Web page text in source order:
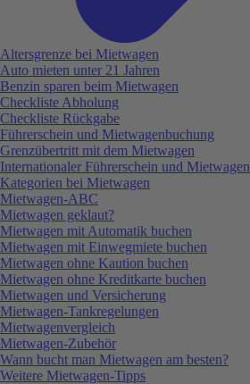
Altersgrenze bei Mietwagen
Auto mieten unter 21 Jahren
Benzin sparen beim Mietwagen
Checkliste Abholung
Checkliste Rückgabe
Führerschein und Mietwagenbuchung
Grenzübertritt mit dem Mietwagen
Internationaler Führerschein und Mietwagen
Kategorien bei Mietwagen
Mietwagen-ABC
Mietwagen geklaut?
Mietwagen mit Automatik buchen
Mietwagen mit Einwegmiete buchen
Mietwagen ohne Kaution buchen
Mietwagen ohne Kreditkarte buchen
Mietwagen und Versicherung
Mietwagen-Tankregelungen
Mietwagenvergleich
Mietwagen-Zubehör
Wann bucht man Mietwagen am besten?
Weitere Mietwagen-Tipps